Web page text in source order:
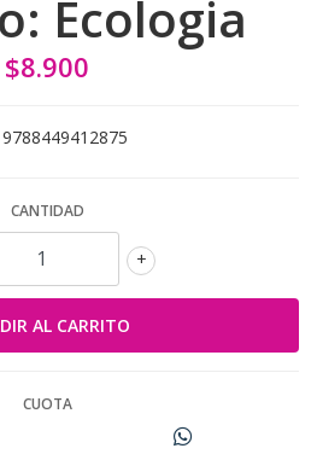
Ecologia
$8.900
9788449412875
CANTIDAD
+
CUOTA